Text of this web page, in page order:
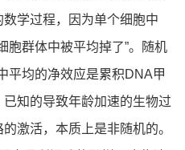
学过程，因为单个细胞中
胞群体中被平均掉了”。随机
平均的净效应是累积DNA甲
知的导致年龄加速的生物过
激活，本质上是非随机的。